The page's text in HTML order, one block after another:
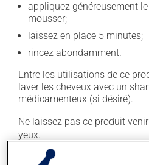
appliquez généreusement
mousser;
laissez en place 5 minutes;
rincez abondamment.
Entre les utilisations de ce
laver les cheveux avec un
médicamenteux (si désiré).
Ne laissez pas ce produit
yeux.
En règle générale, on utilise